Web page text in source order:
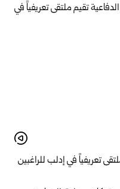
تعريفياً في إدلب للراغبين